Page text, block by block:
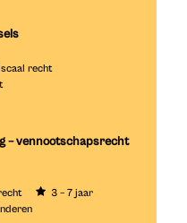
recht
– vennootschapsrecht
3 – 7 jaar